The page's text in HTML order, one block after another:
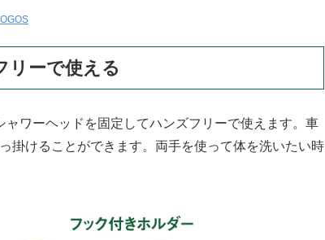
リーで使える
ワーヘッドを固定してハンズフリーで使えます。車
掛けることができます。両手を使って体を洗いたい時